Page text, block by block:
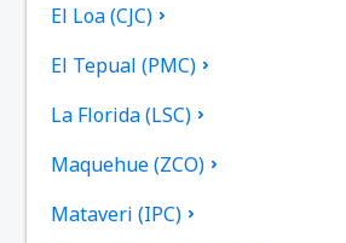
El Loa (CJC)
El Tepual (PMC)
La Florida (LSC)
Maquehue (ZCO)
Mataveri (IPC)